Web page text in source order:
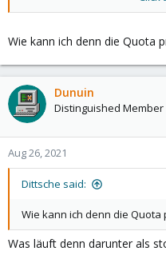
durchreichen.
Wie kann ich denn die Quota
Dunuin
Distinguished Member
Aug 26, 2021
Dittsche said:
Wie kann ich denn die Quota
Was läuft denn darunter als